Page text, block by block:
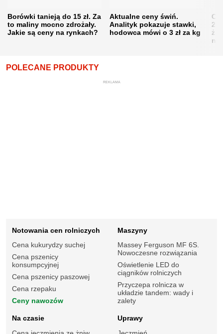
Borówki tanieją do 15 zł. Za
to maliny mocno zdrożały.
Jakie są ceny na rynkach?
Aktualne ceny świń.
Analityk pokazuje stawki,
hodowca mówi o 3 zł za kg
POLECANE PRODUKTY
REKLAMA
Notowania cen rolniczych
Cena kukurydzy suchej
Cena pszenicy
konsumpcyjnej
Cena pszenicy paszowej
Cena rzepaku
Ceny nawozów
Maszyny
Massey Ferguson MF 6S.
Nowoczesne rozwiązania
Oświetlenie LED do
ciągników rolniczych
Przyczepa rolnicza w
układzie tandem: wady i
zalety
Na czasie
Uprawy